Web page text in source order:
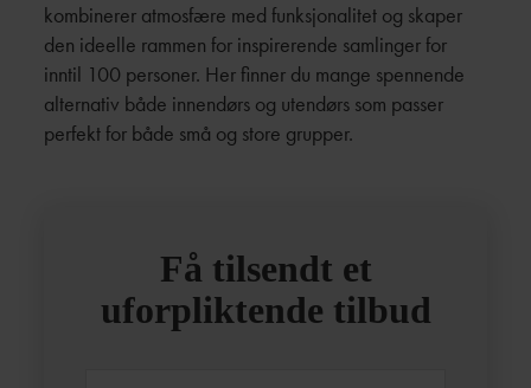
kombinerer atmosfære med funksjonalitet og skaper
den ideelle rammen for inspirerende samlinger for
inntil 100 personer. Her finner du mange spennende
alternativ både innendørs og utendørs som passer
perfekt for både små og store grupper.
Få tilsendt et
uforpliktende tilbud